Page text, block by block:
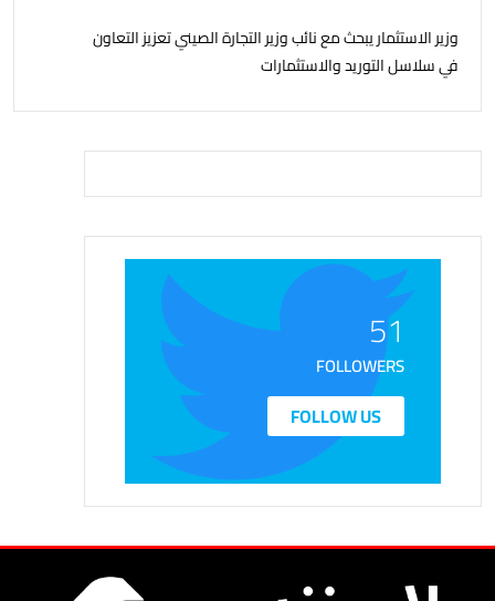
وزير الاستثمار يبحث مع نائب وزير التجارة الصيني تعزيز التعاون
في سلاسل التوريد والاستثمارات
51
FOLLOWERS
FOLLOW US